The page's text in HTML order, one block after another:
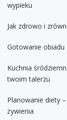
wypieku
Jak zdrowo i
Gotowanie obiadu
Kuchnia
twoim talerzu
Planowanie diety
żywienia